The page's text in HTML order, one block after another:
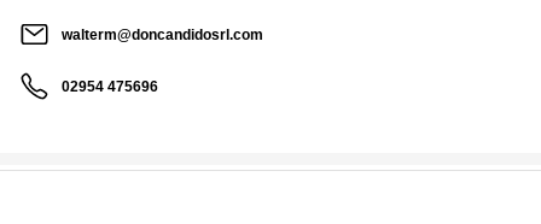
walterm@doncandidosrl.com
02954 475696